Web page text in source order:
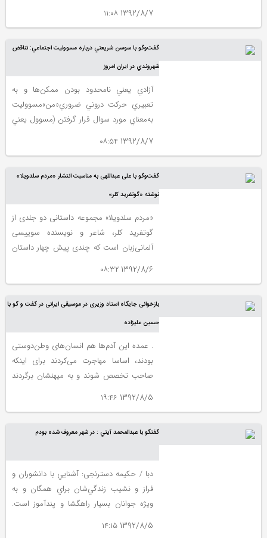
دوران مملو از ماشين و آدم است. همه يا
بيشتر مردم قصد فرار از تهران را دارند
1392/8/7 ۱۱:۰۸
گفت‌وگو با سوسن شريعتي درباره مسووليت اجتماعي: تناقض
شهروندي در ايران امروز
آزادي يعني نامحدود بودن ممكن‌ها و به
تعبيري حركت دروني ضروري«من»مسووليت
به‌معناي مورد سوال قرار گرفتن (مسوول يعني
از موضوعات قديمي در حوزه فلسفه، فلسفه
اخلاق و نيز حوزه سياسي و اجتماعي و از همه
«اكولوژي سياست» در كنار اصولي چون
هم‌بستگي و خودگرداني است
1392/8/7 ۰۸:۵۴
گفت‌وگو با علی عبداللهی به مناسبت انتشار «مردم سلدویلا»
نوشته «گوتفرید کلر»
«مردم سلدویلا» مجموعه داستانی دو جلدی از
گوتفرید کلر، شاعر و نویسنده سوییسی
آلمانی‌زبان است که چندی پیش چهار داستان
«هاینریش سبز» و همین مجموعه داستان
مردم سلدویلا از جمله آثار درخشان او در نثر
1392/8/6 ۰۸:۳۲
بازخوانی جایگاه استاد وزیری در موسیقی ایرانی در گفت و گو با
حسین علیزاده
. عمده این آدم‌ها هم انسان‌های وطن‌دوستی
بودند، اساسا مهاجرت می‌کردند برای اینکه
صاحب تخصص شوند و به میهنشان برگردند
اول به غرب رفتند، شیفته توانایی آن فرهنگ
1392/8/5 ۱۹:۴۶
گفتگو با عبدالمحمد آيتي : در شهر معروف شده بودم
دبا / حکیمه دسترنجی: آشنايي با دانشوران و
فراز و نشيب زندگي‌شان براي همگان و به
ويژه جوانان بسيار راهگشا و پندآموز است.
1392/8/5 ۱۴:۱۵